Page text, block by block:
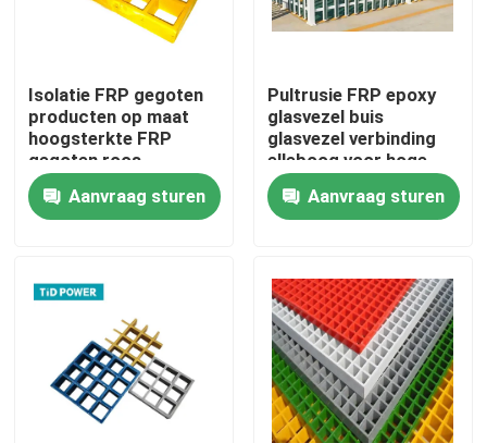
Producten
Video's
Isolatie FRP gegoten
producten op maat
hoogsterkte FRP
gegoten roos
Aanvraag sturen
Pultrusie FRP epoxy
glasvezel buis
glasvezel verbinding
elleboog voor hoge
spanning
Aanvraag sturen